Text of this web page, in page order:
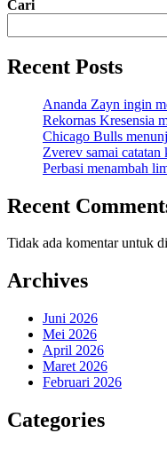
Cari
Recent Posts
Ananda Zayn ingin
Rekornas Kresensia
Chicago Bulls
Zverev samai
Perbasi menambah
Recent
Tidak ada komentar untuk
Archives
Juni 2026
Mei 2026
April 2026
Maret 2026
Februari 2026
Categories